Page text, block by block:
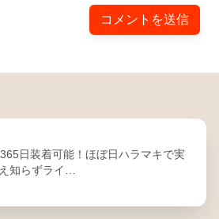
日装着可能！ほぼ日ハラマキで実
知らずライ…